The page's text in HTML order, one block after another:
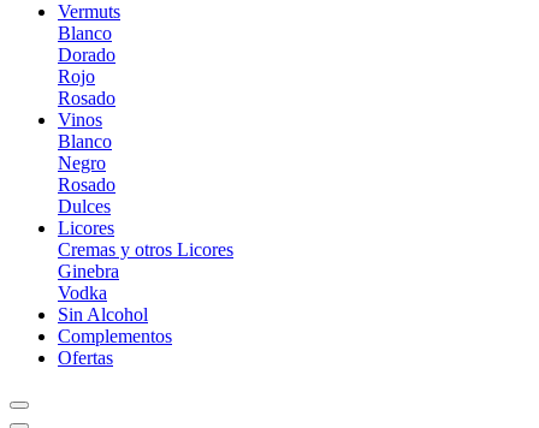
Vermuts
Blanco
Dorado
Rojo
Rosado
Vinos
Blanco
Negro
Rosado
Dulces
Licores
Cremas y otros Licores
Ginebra
Vodka
Sin Alcohol
Complementos
Ofertas